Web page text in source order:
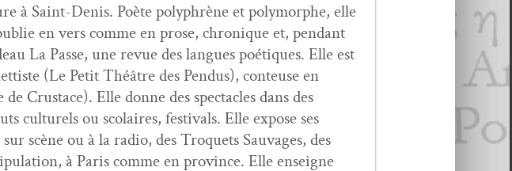
à Saint-Denis. Poète polyphrène et poly­mor­phe, elle
en vers comme en prose, chronique et, pen­dant
La Passe, une revue des langues poé­tiques. Elle est
(Le Petit Théâtre des Pen­dus), con­teuse en
Crus­tace). Elle donne des spec­ta­cles dans des
cul­turels ou sco­laires, fes­ti­vals. Elle expose ses
scène ou à la radio, des Tro­quets Sauvages, des
à Paris comme en province. Elle enseigne